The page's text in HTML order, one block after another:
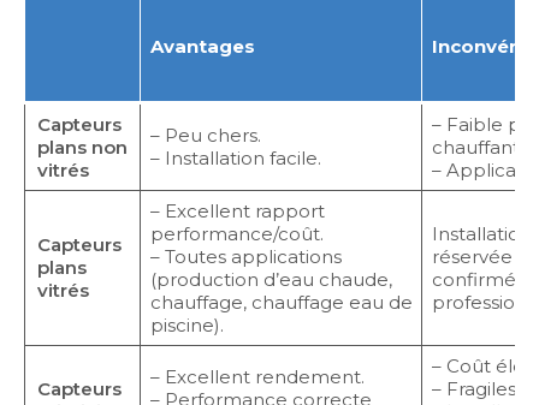
Avantages
Capteurs
plans non
vitrés
– Peu chers.
– Installation facile.
– Faible
chauffant.
–
Capteurs
plans
vitrés
– Excellent rapport
performance/coût.
– Toutes applications
(production d’eau chaude,
chauffage, chauffage eau de
piscine).
Installation
réservée
confirmés
Capteurs
– Excellent rendement.
– Performance correcte
– Coût
– Fragiles.